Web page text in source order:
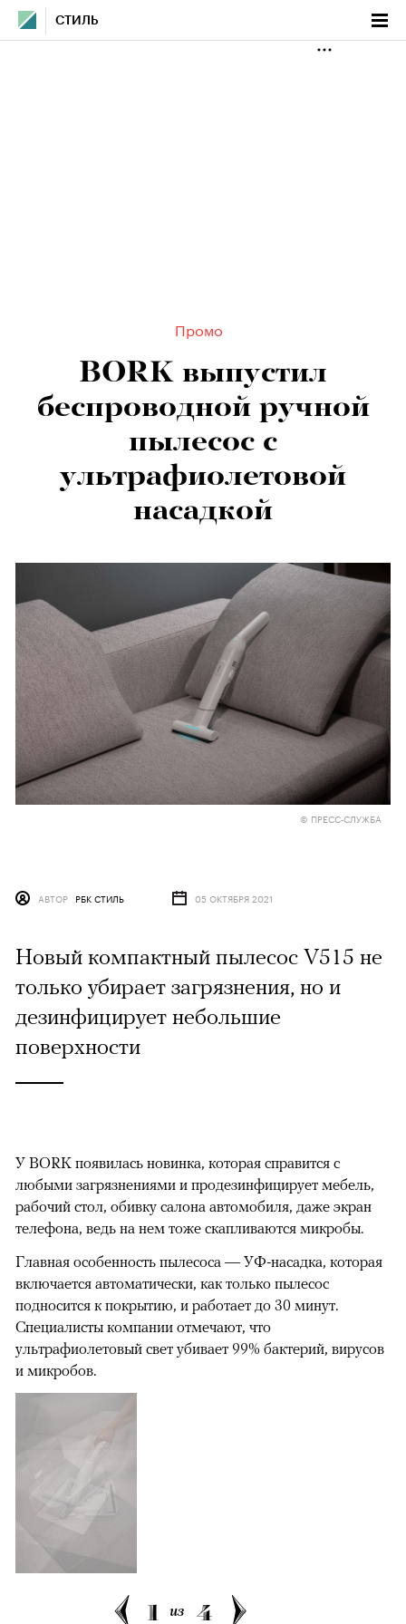
СТИЛЬ
Промо
BORK выпустил
беспроводной ручной
пылесос с
ультрафиолетовой
насадкой
© ПРЕСС-СЛУЖБА
АВТОР РБК СТИЛЬ 05 ОКТЯБРЯ 2021
Новый компактный пылесос V515 не
только убирает загрязнения, но и
дезинфицирует небольшие
поверхности
У BORK появилась новинка, которая справится с
любыми загрязнениями и продезинфицирует мебель,
рабочий стол, обивку салона автомобиля, даже экран
телефона, ведь на нем тоже скапливаются микробы.
Главная особенность пылесоса — УФ-насадка, которая
включается автоматически, как только пылесос
подносится к покрытию, и работает до 30 минут.
Специалисты компании отмечают, что
ультрафиолетовый свет убивает 99% бактерий, вирусов
и микробов.
1 из 4